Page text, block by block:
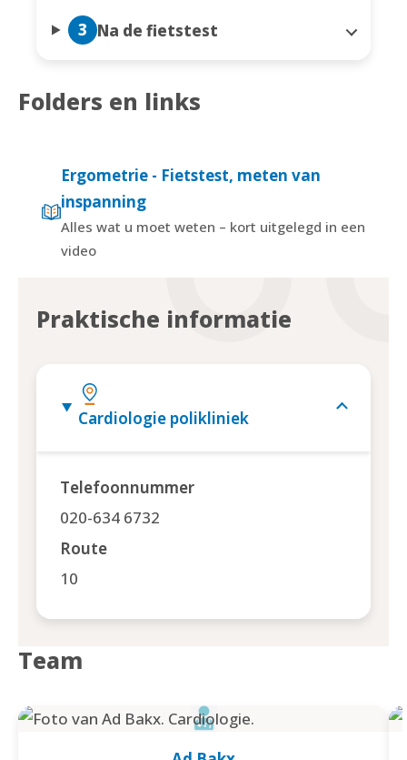
3 Na de fietstest
Folders en links
Ergometrie - Fietstest, meten van
inspanning
Alles wat u moet weten – kort uitgelegd in een
video
Praktische informatie
Cardiologie polikliniek
Telefoonnummer
020-634 6732
Route
10
Team